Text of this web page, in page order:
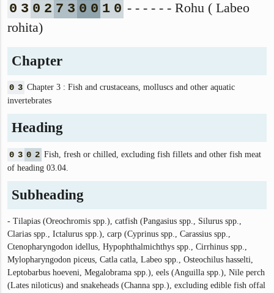
0 3 0 2 7 3 0 0 1 0 - - - - - - Rohu ( Labeo
rohita)
Chapter
0 3 Chapter 3 : Fish and crustaceans, molluscs and other aquatic
invertebrates
Heading
0 3 0 2 Fish, fresh or chilled, excluding fish fillets and other fish meat
of heading 03.04.
Subheading
- Tilapias (Oreochromis spp.), catfish (Pangasius spp., Silurus spp.,
Clarias spp., Ictalurus spp.), carp (Cyprinus spp., Carassius spp.,
Ctenopharyngodon idellus, Hypophthalmichthys spp., Cirrhinus spp.,
Mylopharyngodon piceus, Catla catla, Labeo spp., Osteochilus hasselti,
Leptobarbus hoeveni, Megalobrama spp.), eels (Anguilla spp.), Nile perch
(Lates niloticus) and snakeheads (Channa spp.), excluding edible fish offal